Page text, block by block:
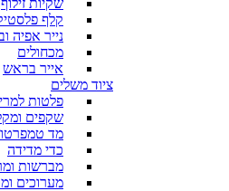
שקיות זילוף
קלף
נייר אפיה
מכחולים
אייר בראש
ציוד משלים
פלטות
שקפים
מד
כדי מדידה
מברשות
מערוכים